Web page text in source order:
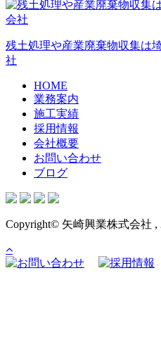
残土処理や産業廃棄物収集は
社
HOME
業務案内
施工実績
採用情報
会社概要
お問い合わせ
ブログ
Copyright© 矢崎興業株式会社 ,